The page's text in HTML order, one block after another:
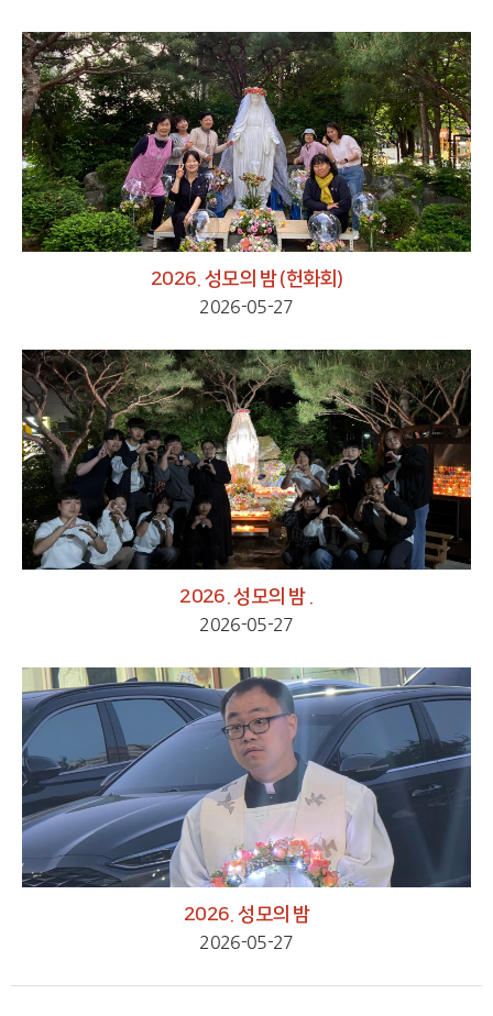
2026. 성모의 밤 (헌화회)
2026-05-27
2026. 성모의 밤 .
2026-05-27
2026. 성모의 밤
2026-05-27